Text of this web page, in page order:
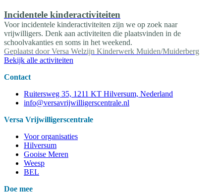
Incidentele kinderactiviteiten
Voor incidentele kinderactiviteiten zijn we op zoek naar
vrijwilligers. Denk aan activiteiten die plaatsvinden in de
schoolvakanties en soms in het weekend.
Geplaatst door Versa Welzijn Kinderwerk Muiden/Muiderberg
Bekijk alle activiteiten
Contact
Ruitersweg 35, 1211 KT Hilversum, Nederland
info@versavrijwilligerscentrale.nl
Versa Vrijwilligerscentrale
Voor organisaties
Hilversum
Gooise Meren
Weesp
BEL
Doe mee